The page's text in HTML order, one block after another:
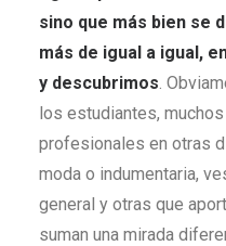
sino que más bien se
más de igual a igual,
y descubrimos.
los estudiantes,
profesionales en otras
moda o indumentaria,
general y otras que
suman una mirada